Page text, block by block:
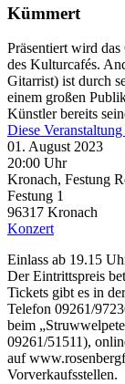
Kümmert
Präsentiert wird
des Kulturcafés.
Gitarrist) ist durch
einem großen
Künstler bereits
Diese
01. August 2023
20:00 Uhr
Kronach, Festung
Festung 1
96317 Kronach
Konzert
Einlass ab 19.15
Der Eintrittspreis
Tickets gibt es in
Telefon 09261/
beim
09261/51511),
auf
Vorverkaufsstellen.